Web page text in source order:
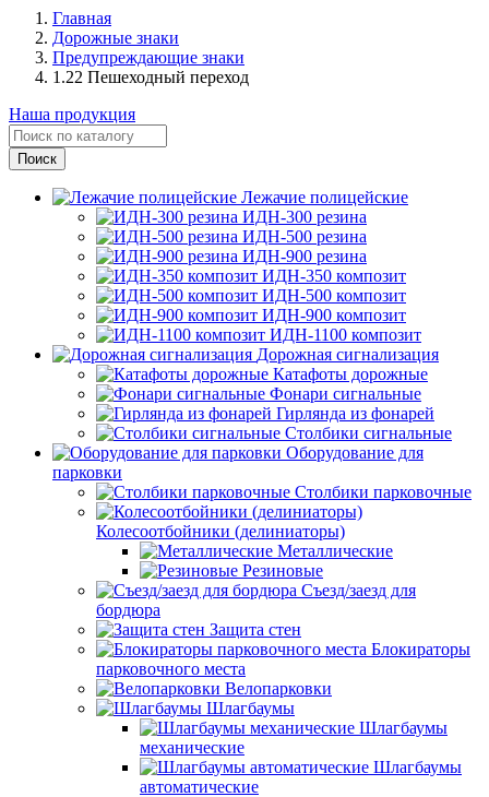
Главная
Дорожные знаки
Предупреждающие знаки
1.22 Пешеходный переход
Наша продукция
Лежачие полицейские
ИДН-300 резина
ИДН-500 резина
ИДН-900 резина
ИДН-350 композит
ИДН-500 композит
ИДН-900 композит
ИДН-1100 композит
Дорожная сигнализация
Катафоты дорожные
Фонари сигнальные
Гирлянда из фонарей
Столбики сигнальные
Оборудование для
парковки
Столбики парковочные
Колесоотбойники (делиниаторы)
Металлические
Резиновые
Съезд/заезд для
бордюра
Защита стен
Блокираторы
парковочного места
Велопарковки
Шлагбаумы
Шлагбаумы
механические
Шлагбаумы
автоматические